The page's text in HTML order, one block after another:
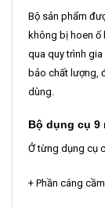
Bộ sản phẩm
không bị hoen
qua quy trình
bảo chất lượng,
dùng.
Bộ dụng cụ 9
Ở từng dụng cụ
+ Phần cáng